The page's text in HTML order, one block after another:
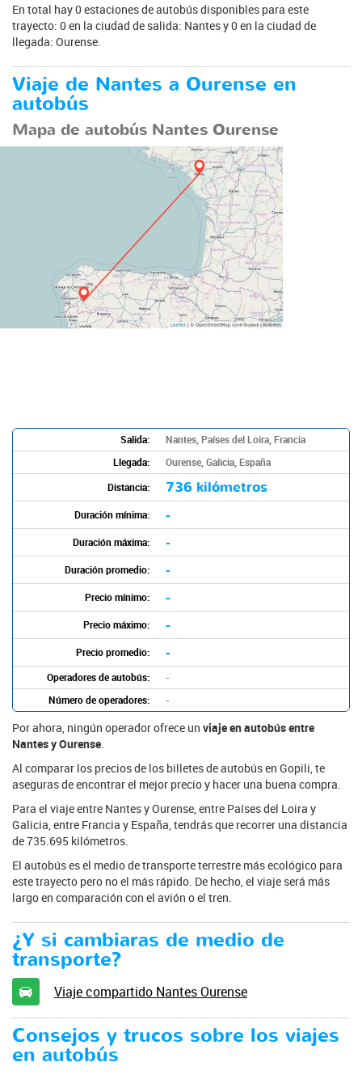
En total hay 0 estaciones de autobús disponibles para este
trayecto: 0 en la ciudad de salida: Nantes y 0 en la ciudad de
llegada: Ourense.
Viaje de Nantes a Ourense en
autobús
Mapa de autobús Nantes Ourense
Salida:
Nantes, Países del Loira, Francia
Llegada:
Ourense, Galicia, España
Distancia:
736 kilómetros
Duración mínima: -
Duración máxima: -
Duración promedio: -
Precio mínimo: -
Precio máximo: -
Precio promedio: -
Operadores de autobús:
-
Número de operadores:
-
Por ahora, ningún operador ofrece un viaje en autobús entre
Nantes y Ourense
Al comparar los precios de los billetes de autobús en Gopili, te
aseguras de encontrar el mejor precio y hacer una buena compra.
Para el viaje entre Nantes y Ourense, entre Países del Loira y
Galicia, entre Francia y España, tendrás que recorrer una distancia
de 735.695 kilómetros.
El autobús es el medio de transporte terrestre más ecológico para
este trayecto pero no el más rápido. De hecho, el viaje será más
largo en comparación con el avión o el tren.
¿Y si cambiaras de medio de
transporte?
Viaje compartido Nantes Ourense
Consejos y trucos sobre los viajes
en autobús